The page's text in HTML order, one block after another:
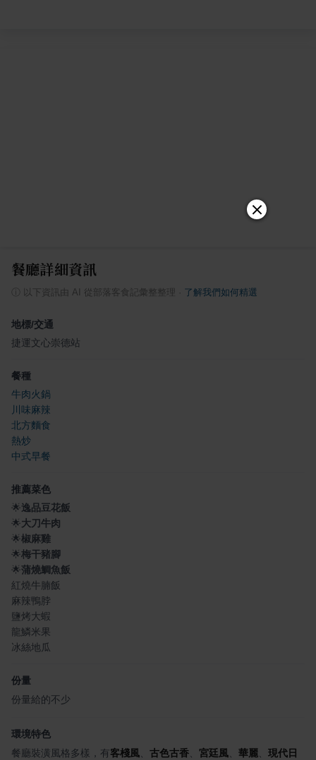
餐廳詳細資訊
以下資訊由 AI 從部落客食記彙整整理 了解我們如何精選
地標/交通
捷運文心崇德站
餐種
牛肉火鍋
川味麻辣
北方麵食
熱炒
中式早餐
推薦菜色
🌟逸品豆花飯
🌟大刀牛肉
🌟椒麻雞
🌟梅干豬腳
🌟蒲燒鯛魚飯
紅燒牛腩飯
麻辣鴨脖
鹽烤大蝦
龍鱗米果
冰絲地瓜
份量
份量給的不少
環境特色
餐廳裝潢風格多樣，有客棧風、 古色古香、 宮廷風、 華麗、 現代日